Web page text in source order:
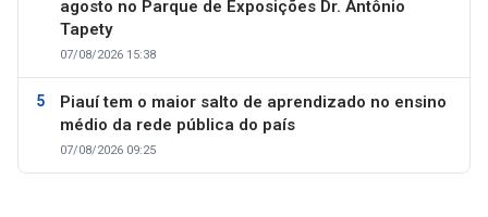
agosto no Parque de Exposições Dr. Antônio
Tapety
07/08/2026 15:38
Piauí tem o maior salto de aprendizado no ensino
médio da rede pública do país
07/08/2026 09:25